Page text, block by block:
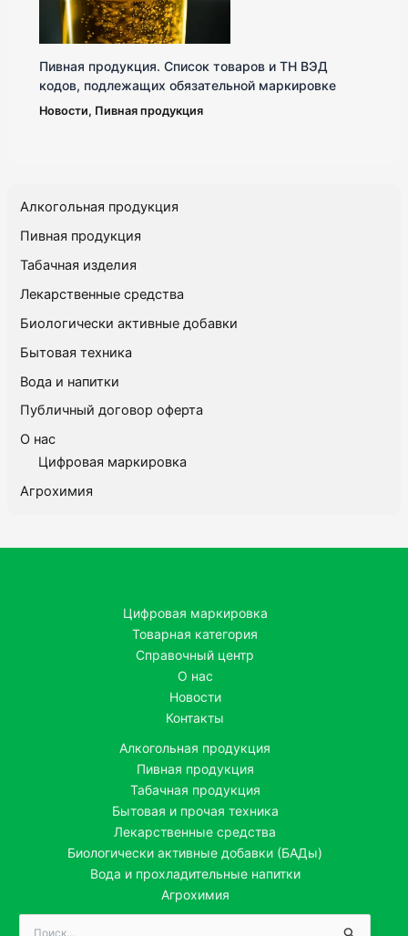
Пивная продукция. Список товаров и ТН ВЭД
кодов, подлежащих обязательной маркировке
Новости, Пивная продукция
Алкогольная продукция
Пивная продукция
Табачная изделия
Лекарственные средства
Биологически активные добавки
Бытовая техника
Вода и напитки
Публичный договор оферта
О нас
Цифровая маркировка
Агрохимия
Цифровая маркировка
Товарная категория
Справочный центр
О нас
Новости
Контакты
Алкогольная продукция
Пивная продукция
Табачная продукция
Бытовая и прочая техника
Лекарственные средства
Биологически активные добавки (БАДы)
Вода и прохладительные напитки
Агрохимия
Поиск: